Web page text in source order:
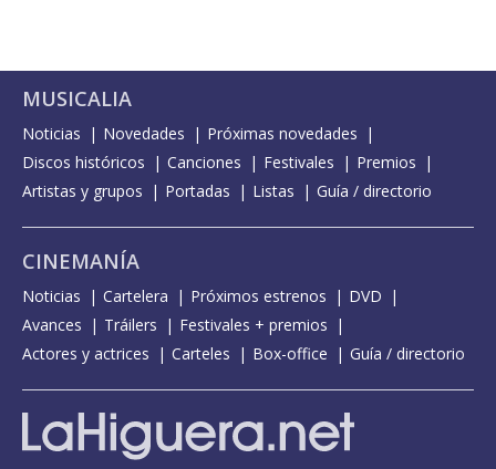
MUSICALIA
Noticias Novedades
Próximas novedades
Discos históricos
Canciones Festivales
Premios
Artistas y grupos
Portadas Listas Guía / directorio
CINEMANÍA
Noticias Cartelera Próximos estrenos
DVD
Avances
Tráilers
Festivales + premios
Actores y actrices
Carteles Box-office Guía / directorio